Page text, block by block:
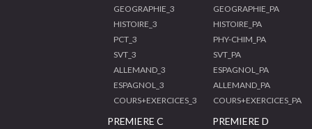
GEOGRAPHIE_3
HISTOIRE_3
PCT_3
SVT_3
ALLEMAND_3
ESPAGNOL_3
COURS+EXERCICES_3
GEOGRAPHIE_PA
HISTOIRE_PA
PHY-CHIM_PA
SVT_PA
ESPAGNOL_PA
ALLEMAND_PA
COURS+EXERCICES_PA
PREMIERE C PREMIERE D